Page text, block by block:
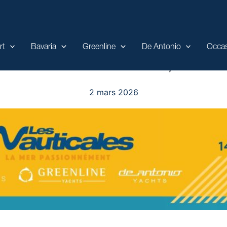
Bavaria Greenline De Antonio
2026 : GREENLINE, DE
2 mars 2026